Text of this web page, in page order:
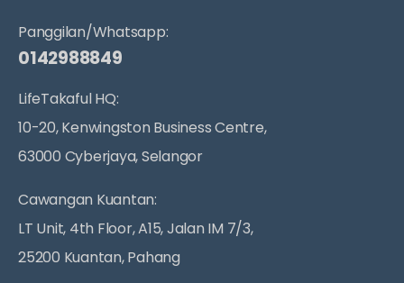
Panggilan/Whatsapp:
0142988849
LifeTakaful HQ:
10-20, Kenwingston Business Centre,
63000 Cyberjaya, Selangor
Cawangan Kuantan:
LT Unit, 4th Floor, A15, Jalan IM 7/3,
25200 Kuantan, Pahang